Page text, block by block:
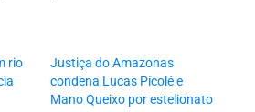
rio
Justiça do Amazonas
condena Lucas Picolé e
Mano Queixo por estelionato